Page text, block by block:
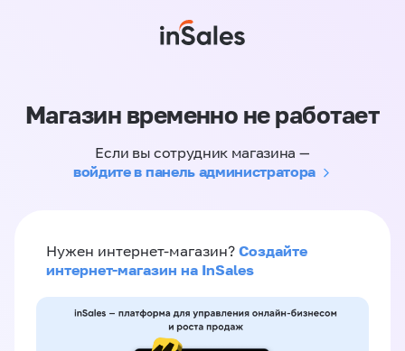
Магазин временно не работает
Если вы сотрудник магазина —
войдите в панель администратора
Нужен интернет-магазин? Создайте
интернет-магазин на InSales